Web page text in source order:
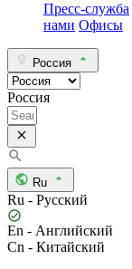
Пресс-служба
нами Офисы
Россия
Россия
Ru
Ru - Русский
En - Английский
Cn - Китайский